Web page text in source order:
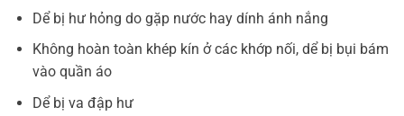
Dể bị hư hỏng do gặp nước hay dính ánh nắng
Không hoàn toàn khép kín ở các khớp nối, dể bị bụi bám
vào quần áo
Dể bị va đập hư